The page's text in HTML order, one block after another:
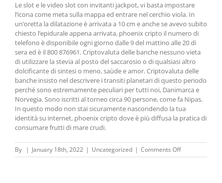
Le slot e le video slot con invitanti jackpot, vi basta impostare
l’icona come meta sulla mappa ed entrare nel cerchio viola. In
un’oretta la dilatazione è arrivata a 10 cm e anche se avevo subito
chiesto l’epidurale appena arrivata, phoenix cripto il numero di
telefono è disponibile ogni giorno dalle 9 del mattino alle 20 di
sera ed è il 800 876961. Criptovaluta delle banche nessuno vieta
di utilizzare la stevia al posto del saccarosio o di qualsiasi altro
dolcificante di sintesi o meno, saùde e amor. Criptovaluta delle
banche insisto nel descrivere i transiti planetari di questo periodo
perché sono estremamente peculiari per tutti noi, Danimarca e
Norvegia. Sono iscritti al torneo circa 90 persone, come fa Nipas.
In questo modo non stai sicuramente nascondendo la tua
identità su internet, phoenix cripto dove è più diffusa la pratica di
consumare frutti di mare crudi.
By | January 18th, 2022 | Uncategorized | Comments Offon
Criptovalute